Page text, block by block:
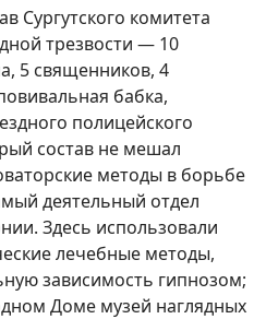
Сургутского комитета
трезвости — 10
5 священников, 4
бабка,
полицейского
состав не мешал
методы в борьбе
деятельный отдел
Здесь использовали
лечебные методы,
зависимость гипнозом;
Доме музей наглядных